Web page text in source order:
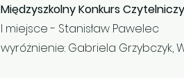
Międzyszkolny Konkurs
I miejsce - Stanisław Pawelec
wyróżnienie: Gabriela Grzybczyk,